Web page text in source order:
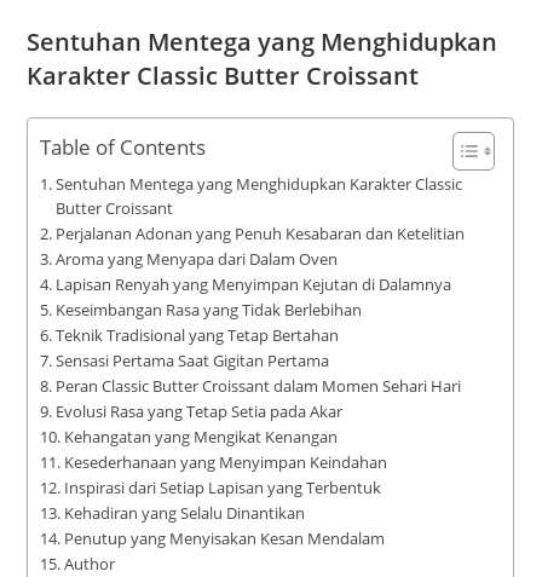
Sentuhan Mentega yang Menghidupkan
Karakter Classic Butter Croissant
Table of Contents
Sentuhan Mentega yang Menghidupkan Karakter Classic
Butter Croissant
Perjalanan Adonan yang Penuh Kesabaran dan Ketelitian
Aroma yang Menyapa dari Dalam Oven
Lapisan Renyah yang Menyimpan Kejutan di Dalamnya
Keseimbangan Rasa yang Tidak Berlebihan
Teknik Tradisional yang Tetap Bertahan
Sensasi Pertama Saat Gigitan Pertama
Peran Classic Butter Croissant dalam Momen Sehari Hari
Evolusi Rasa yang Tetap Setia pada Akar
Kehangatan yang Mengikat Kenangan
Kesederhanaan yang Menyimpan Keindahan
Inspirasi dari Setiap Lapisan yang Terbentuk
Kehadiran yang Selalu Dinantikan
Penutup yang Menyisakan Kesan Mendalam
Author